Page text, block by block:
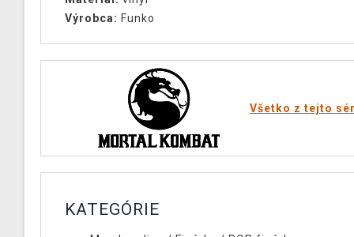
Výrobca: Funko
Všetko z tejto
KATEGÓRIE